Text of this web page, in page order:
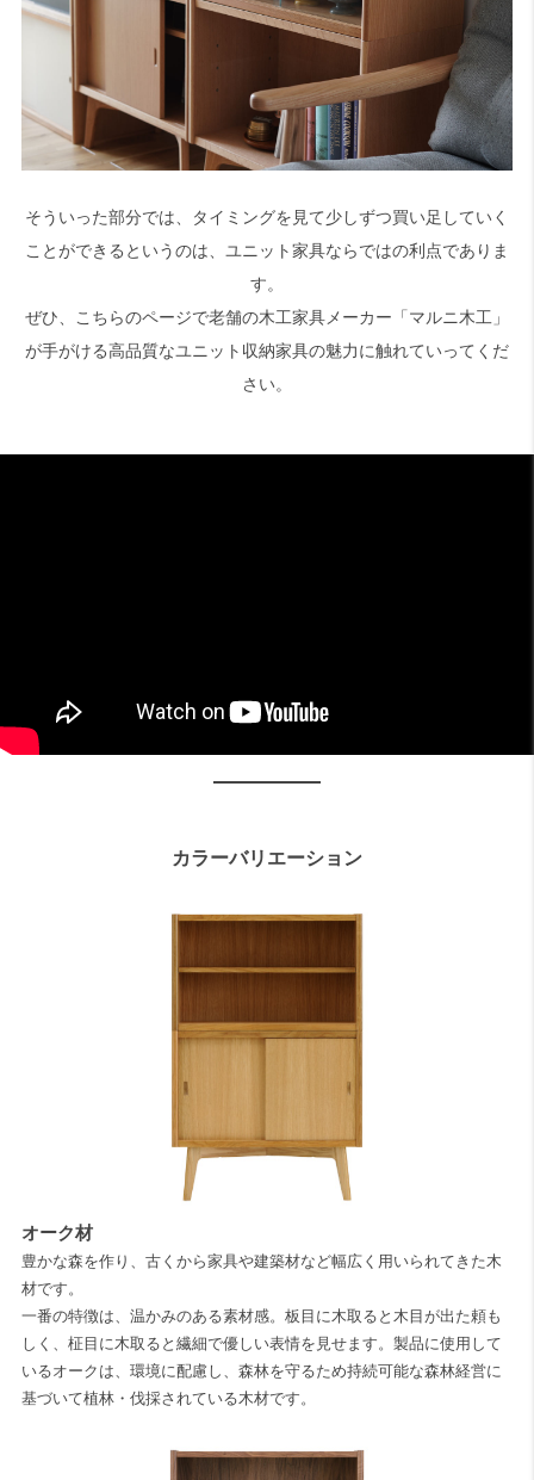
そういった部分では、タイミングを見て少しずつ買い足していく
ことができるというのは、ユニット家具ならではの利点でありま
す。
ぜひ、こちらのページで老舗の木工家具メーカー「マルニ木工」
が手がける高品質なユニット収納家具の魅力に触れていってくだ
さい。
カラーバリエーション
オーク材
豊かな森を作り、古くから家具や建築材など幅広く用いられてきた木
材です。
一番の特徴は、温かみのある素材感。板目に木取ると木目が出た頼も
しく、柾目に木取ると繊細で優しい表情を見せます。製品に使用して
いるオークは、環境に配慮し、森林を守るため持続可能な森林経営に
基づいて植林・伐採されている木材です。